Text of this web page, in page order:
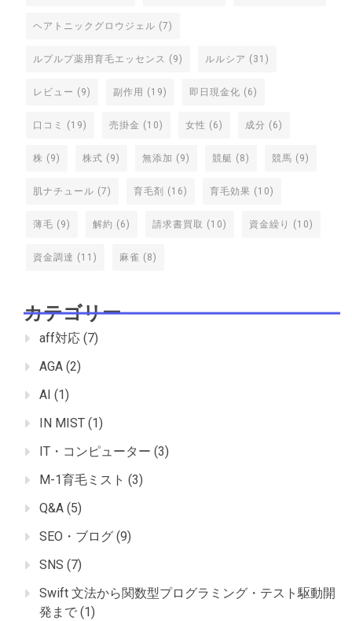
ヘアトニックグロウジェル (7)
ルプルプ薬用育毛エッセンス (9) ルルシア (31)
レビュー (9) 副作用 (19) 即日現金化 (6)
口コミ (19) 売掛金 (10) 女性 (6) 成分 (6)
株 (9) 株式 (9) 無添加 (9) 競艇 (8) 競馬 (9)
肌ナチュール (7) 育毛剤 (16) 育毛効果 (10)
薄毛 (9) 解約 (6) 請求書買取 (10) 資金繰り (10)
資金調達 (11) 麻雀 (8)
カテゴリー
aff対応 (7)
AGA (2)
AI (1)
IN MIST (1)
IT・コンピューター (3)
M-1育毛ミスト (3)
Q&A (5)
SEO・ブログ (9)
SNS (7)
Swift 文法から関数型プログラミング・テスト駆動開
発まで (1)